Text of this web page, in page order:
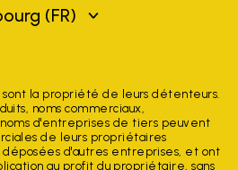
(FR)
sont la propriété de leurs détenteurs.
noms commerciaux,
d'entreprises de tiers peuvent
de leurs propriétaires
déposées d'autres entreprises, et ont
au profit du propriétaire, sans